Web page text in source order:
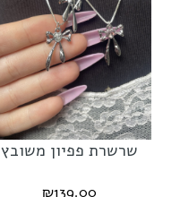
שרשרת פפיון משובץ
₪139.00